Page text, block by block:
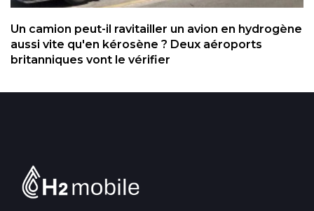
Un camion peut-il ravitailler un avion en hydrogène
aussi vite qu'en kérosène ? Deux aéroports
britanniques vont le vérifier